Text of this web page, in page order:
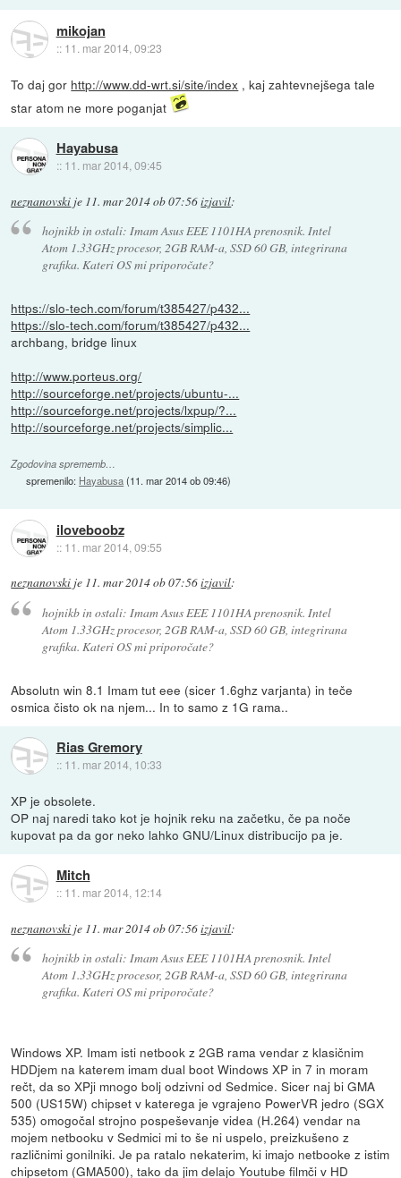
mikojan
:: 11. mar 2014, 09:23
To daj gor http://www.dd-wrt.si/site/index , kaj zahtevnejšega tale
star atom ne more poganjat
Hayabusa
:: 11. mar 2014, 09:45
neznanovski je 11. mar 2014 ob 07:56izjavil:
hojnikb in ostali: Imam Asus EEE 1101HA prenosnik. Intel
Atom 1.33GHz procesor, 2GB RAM-a, SSD 60 GB, integrirana
grafika. Kateri OS mi priporočate?
https://slo-tech.com/forum/t385427/p432...
https://slo-tech.com/forum/t385427/p432...
archbang, bridge linux
http://www.porteus.org/
http://sourceforge.net/projects/ubuntu-...
http://sourceforge.net/projects/lxpup/?...
http://sourceforge.net/projects/simplic...
Zgodovina sprememb…
spremenilo: Hayabusa(11. mar 2014 ob 09:46)
iloveboobz
:: 11. mar 2014, 09:55
neznanovski je 11. mar 2014 ob 07:56izjavil:
hojnikb in ostali: Imam Asus EEE 1101HA prenosnik. Intel
Atom 1.33GHz procesor, 2GB RAM-a, SSD 60 GB, integrirana
grafika. Kateri OS mi priporočate?
Absolutn win 8.1 Imam tut eee (sicer 1.6ghz varjanta) in teče
osmica čisto ok na njem... In to samo z 1G rama..
Rias Gremory
:: 11. mar 2014, 10:33
XP je obsolete.
OP naj naredi tako kot je hojnik reku na začetku, če pa noče
kupovat pa da gor neko lahko GNU/Linux distribucijo pa je.
Mitch
:: 11. mar 2014, 12:14
neznanovski je 11. mar 2014 ob 07:56izjavil:
hojnikb in ostali: Imam Asus EEE 1101HA prenosnik. Intel
Atom 1.33GHz procesor, 2GB RAM-a, SSD 60 GB, integrirana
grafika. Kateri OS mi priporočate?
Windows XP. Imam isti netbook z 2GB rama vendar z klasičnim
HDDjem na katerem imam dual boot Windows XP in 7 in moram
rečt, da so XPji mnogo bolj odzivni od Sedmice. Sicer naj bi GMA
500 (US15W) chipset v katerega je vgrajeno PowerVR jedro (SGX
535) omogočal strojno pospeševanje videa (H.264) vendar na
mojem netbooku v Sedmici mi to še ni uspelo, preizkušeno z
različnimi gonilniki. Je pa ratalo nekaterim, ki imajo netbooke z istim
chipsetom (GMA500), tako da jim delajo Youtube filmči v HD